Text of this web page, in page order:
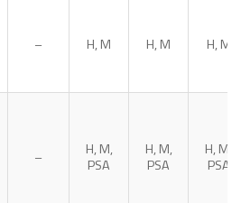
– H, M H, M H, M
–
H, M,
PSA
H, M,
PSA
H, M,
PSA